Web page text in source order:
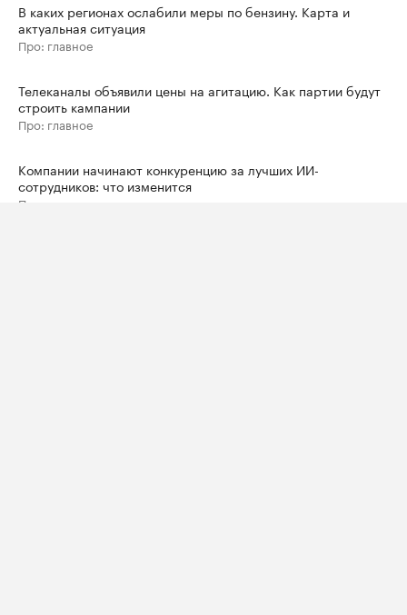
В каких регионах ослабили меры по бензину. Карта и
актуальная ситуация
Про: главное
Телеканалы объявили цены на агитацию. Как партии будут
строить кампании
Про: главное
Компании начинают конкуренцию за лучших ИИ-
сотрудников: что изменится
Про: карьеру